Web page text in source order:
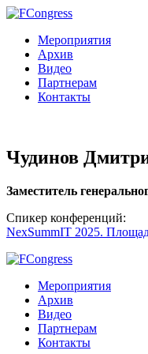
Мероприятия
Архив
Видео
Партнерам
Контакты
Чудинов
Заместитель
Спикер конференций:
NexSummIT 2025.
Мероприятия
Архив
Видео
Партнерам
Контакты